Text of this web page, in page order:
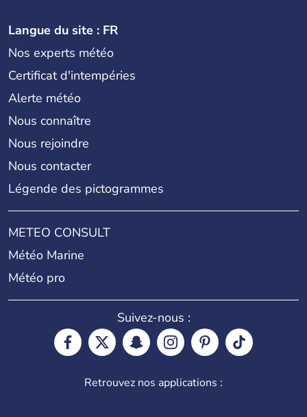
Langue du site : FR
Nos experts météo
Certificat d'intempéries
Alerte météo
Nous connaître
Nous rejoindre
Nous contacter
Légende des pictogrammes
METEO CONSULT
Météo Marine
Météo pro
Suivez-nous :
Retrouvez nos applications :